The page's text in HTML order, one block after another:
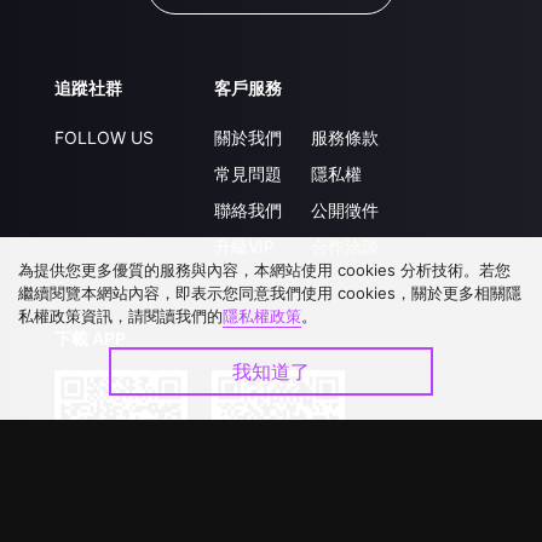
追蹤社群
FOLLOW US
客戶服務
關於我們
常見問題
聯絡我們
服務條款
隱私權
公開徵件
為提供您更多優質的服務與內容，本網站使用 cookies 分析技術。若您
繼續閱覽本網站內容，即表示您同意我們使用 cookies，關於更多相關隱
私權政策資訊，請閱讀我們的隱私權政策。
我知道了